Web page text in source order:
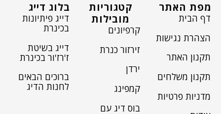
מפת האתר
דף הבית
הצהרת נגישות
תקנון האתר
תקנון משלחים
מדניות פרטיות
קטגוריות
מובילות
קרפיונים
זירזור כנרת
ירדן
קמפינג
בוס דיג עם
בלוג דייג
דייג פיתיונות
בכינרת
דייג בשיטת
ז'רז'ור בכינרת
ברוכים הבאים
לחנות הדיג